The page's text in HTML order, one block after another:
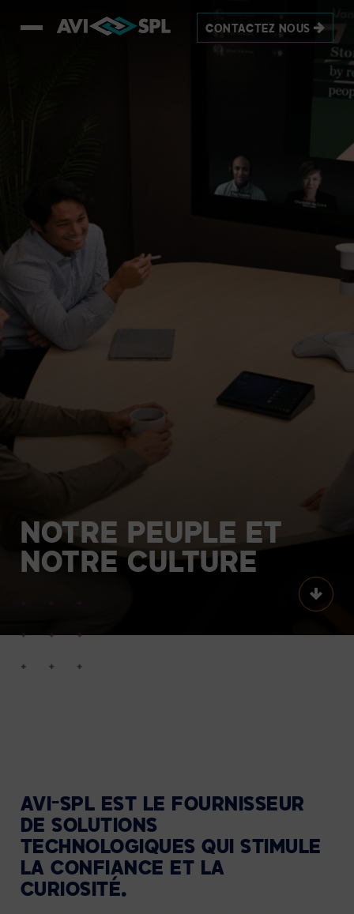
CONTACTEZ NOUS
NOTRE PEUPLE ET
NOTRE CULTURE
Scroll
AVI-SPL EST LE FOURNISSEUR
DE SOLUTIONS
TECHNOLOGIQUES QUI STIMULE
LA CONFIANCE ET LA
CURIOSITÉ.